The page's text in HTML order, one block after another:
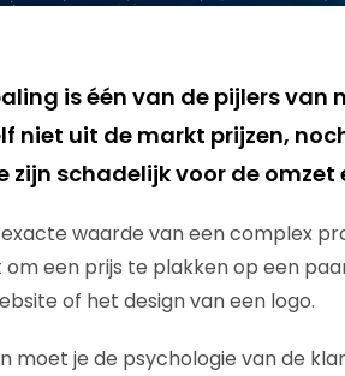
is één van de pijlers
niet uit de markt prijzen,
zijn schadelijk voor de
waarde van een complex
een prijs te plakken op een
of het design van een logo.
moet je de psychologie van de